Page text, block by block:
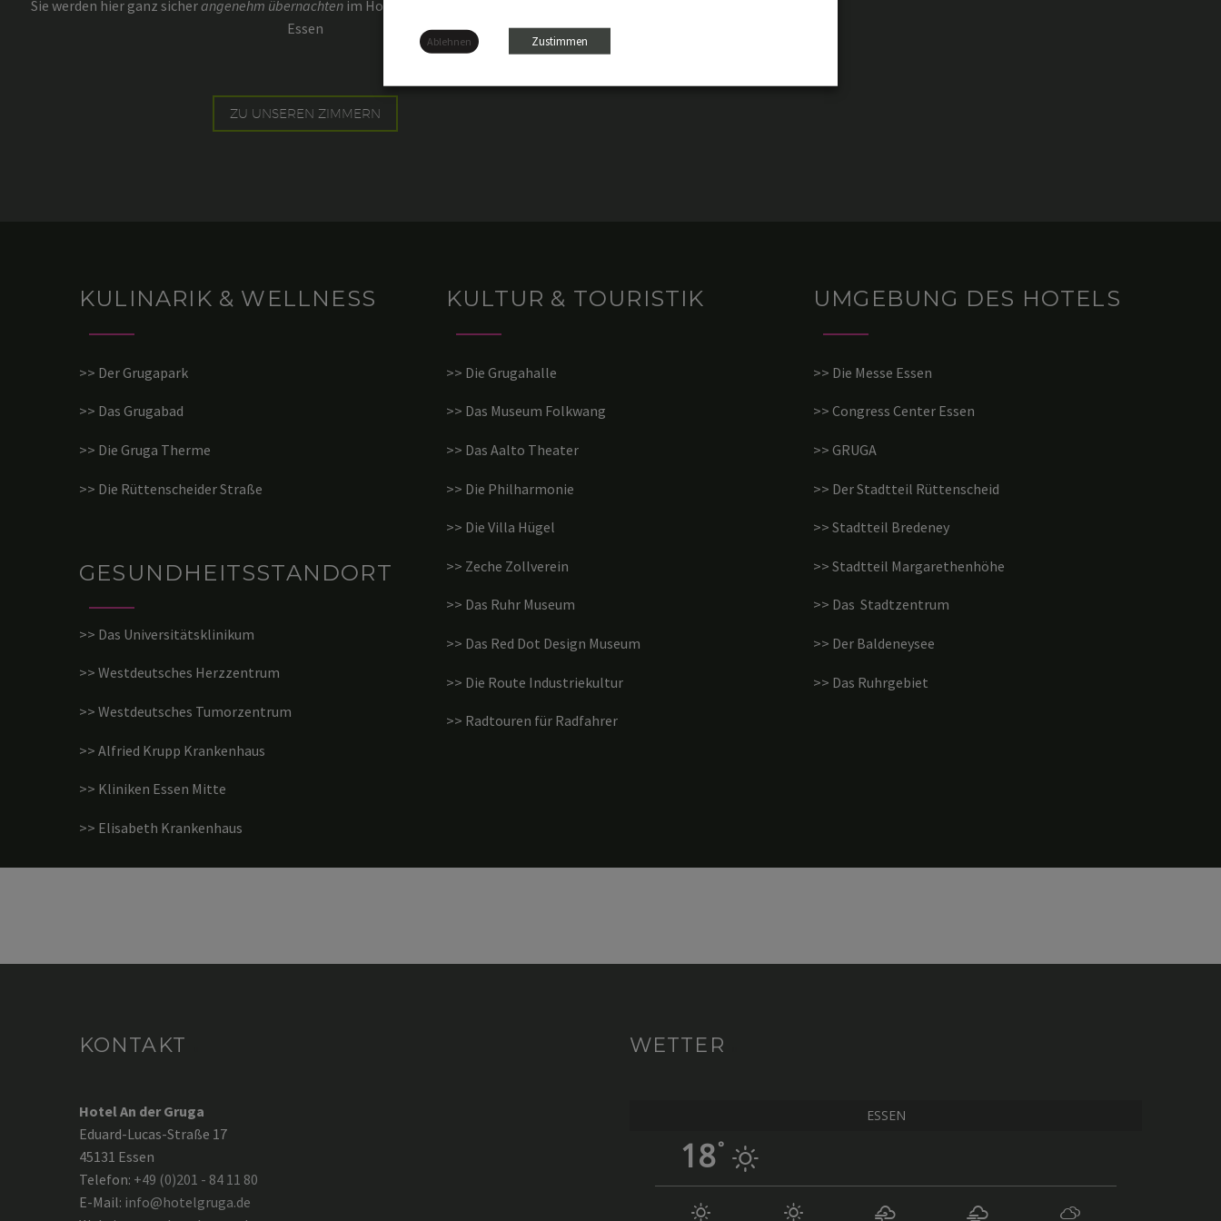
Sie werden hier ganz sicherangenehm übernachten im Hotel An der Gruga an der Messe in
Essen
ZU UNSEREN ZIMMERN
KULINARIK & WELLNESS
>> Der Grugapark
>> Das Grugabad
>> Die Gruga Therme
>> Die Rüttenscheider Straße
GESUNDHEITSSTANDORT
>> Das Universitätsklinikum
>> Westdeutsches Herzzentrum
>> Westdeutsches Tumorzentrum
>> Alfried Krupp Krankenhaus
>> Kliniken Essen Mitte
>> Elisabeth Krankenhaus
KULTUR & TOURISTIK
>> Die Grugahalle
>> Das Museum Folkwang
>> Das Aalto Theater
>> Die Philharmonie
>> Die Villa Hügel
>> Zeche Zollverein
>> Das Ruhr Museum
>> Das Red Dot Design Museum
>> Die Route Industriekultur
>> Radtouren für Radfahrer
UMGEBUNG DES HOTELS
>> Die Messe Essen
>> Congress Center Essen
>> GRUGA
>> Der Stadtteil Rüttenscheid
>> Stadtteil Bredeney
>> Stadtteil Margarethenhöhe
>> Das Stadtzentrum
>> Der Baldeneysee
>> Das Ruhrgebiet
KONTAKT
Hotel An der Gruga
Eduard-Lucas-Straße 17
45131 Essen
Telefon: +49 (0)201 - 84 11 80
E-Mail: info@hotelgruga.de
WETTER
ESSEN
18°
Ablehnen Zustimmen